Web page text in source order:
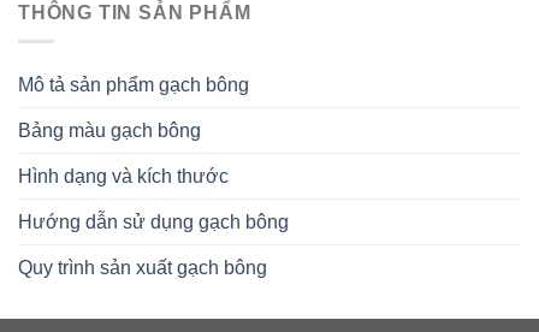
THÔNG TIN SẢN PHẨM
Mô tả sản phẩm gạch bông
Bảng màu gạch bông
Hình dạng và kích thước
Hướng dẫn sử dụng gạch bông
Quy trình sản xuất gạch bông